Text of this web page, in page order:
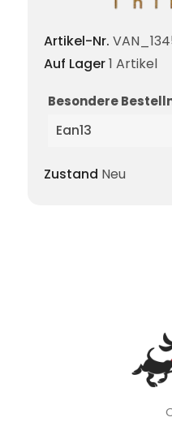
Artikel-Nr.
Auf Lager1 Artikel
Besondere
Ean13
Zustand Neu